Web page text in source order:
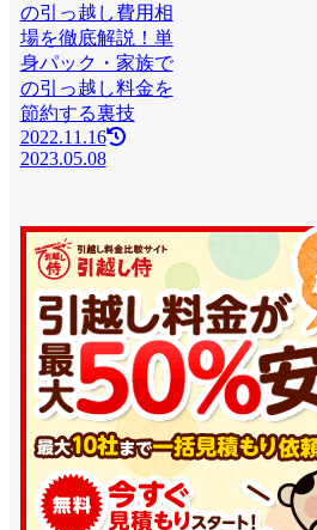
の引っ越し費用相
場を徹底解説！単
身パック・家族で
の引っ越し料金を
節約する裏技
2022.11.16
2023.05.08